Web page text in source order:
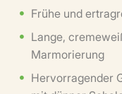
Frühe und
Lange,
Marmorierung
Hervorragender